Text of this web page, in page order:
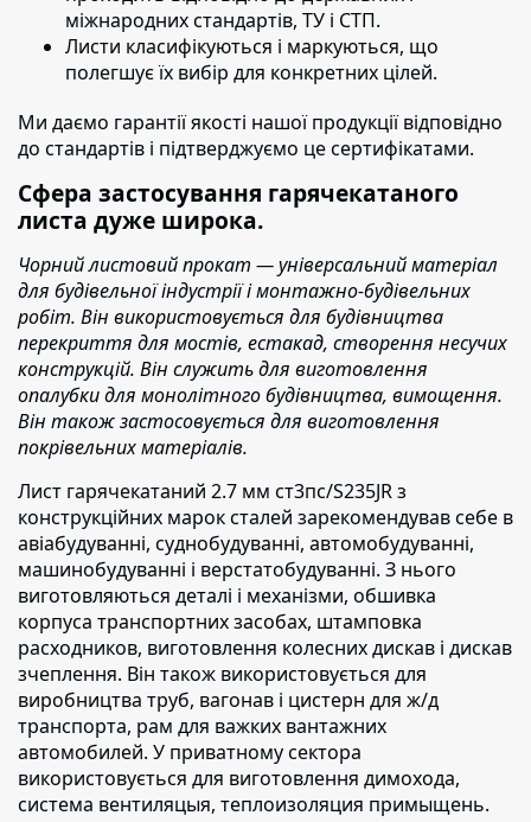
міжнародних стандартів, ТУ і СТП.
Листи класифікуються і маркуються, що
полегшує їх вибір для конкретних цілей.
Ми даємо гарантії якості нашої продукції відповідно
до стандартів і підтверджуємо це сертифікатами.
Сфера застосування гарячекатаного
листа дуже широка.
Чорний листовий прокат — універсальний матеріал
для будівельної індустрії і монтажно-будівельних
робіт. Він використовується для будівництва
перекриття для мостів, естакад, створення несучих
конструкцій. Він служить для виготовлення
опалубки для монолітного будівництва, вимощення.
Він також застосовується для виготовлення
покрівельних матеріалів.
Лист гарячекатаний 2.7 мм ст3пс/S235JR з
конструкційних марок сталей зарекомендувавсебе в
авіабудуванні, суднобудуванні, автомобудуванні,
машинобудуванні і верстатобудуванні. З нього
виготовляються деталі і механізми, обшивка
корпуса транспортних засобах, штамповка
расходников, виготовлення колесних дискав і дискав
зчеплення. Він також використовується для
виробництва труб, вагонав і цистерн для ж/д
транспорта, рам для важких вантажних
автомобилей. У приватному сектора
використовується для виготовлення димохода,
система вентиляцыя, теплоизоляция примыщень.